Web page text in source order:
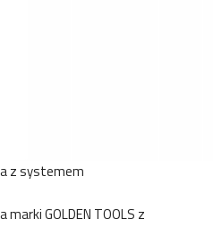
z systemem
marki GOLDEN TOOLS z